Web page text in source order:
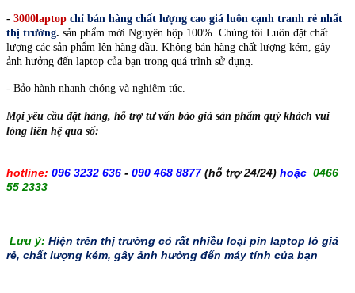
- 3000laptop chỉ bán hàng chất lượng cao giá luôn cạnh tranh rẻ nhất
thị trường. sản phẩm mới Nguyên hộp 100%. Chúng tôi Luôn đặt chất
lượng các sản phẩm lên hàng đầu. Không bán hàng chất lượng kém, gây
ảnh hưởng đến laptop của bạn trong quá trình sử dụng.
- Bảo hành nhanh chóng và nghiêm túc.
Mọi yêu cầu đặt hàng, hỗ trợ tư vấn báo giá sản phẩm quý khách vui
lòng liên hệ qua số:
hotline: 096 3232 636 - 090 468 8877(hỗ trợ 24/24) hoặc 0466
55 2333
Lưu ý: Hiện trên thị trường có rất nhiều loại pin laptop lô giá
rẻ, chất lượng kém, gây ảnh hưởng đến máy tính của bạn